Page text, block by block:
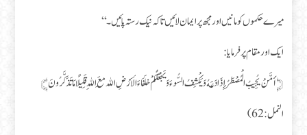
میرے حکموں کو مانیں اور مجھ پر ایمان لائیں تاکہ نیک رستہ پائیں۔‘‘
ایک اور مقام پر فرمایا:
﴿أمَّنْ يُجِيبُ الْمُصْطَرُ إِذَا دَعَهُ وَيَكْشِفُ السُّوءَ وَيَجْعَلُكُمْ خلَفَاءَ الأَرْضِ الله مَعَ اللهِ قَلِيلًا مَا تَذَكَّرُونَ﴾
النمل:62)